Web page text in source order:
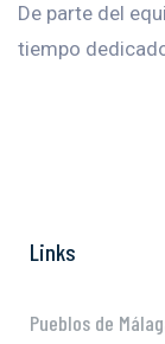
De parte del
tiempo
Links
Pueblos de